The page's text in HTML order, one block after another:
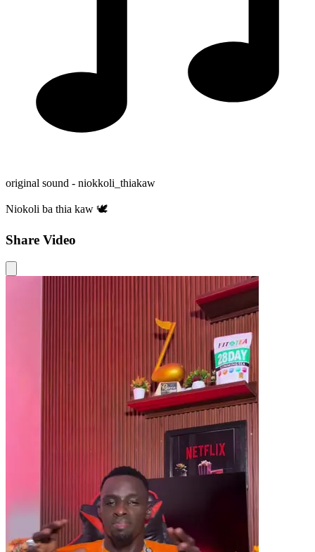
original sound - niokkoli_thiakaw
Niokoli ba thia kaw 🕊️
Share Video